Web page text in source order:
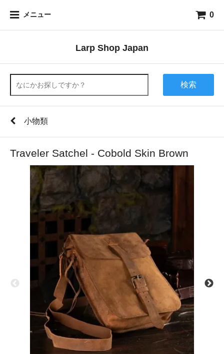
メニュー 0
Larp Shop Japan
検索
小物類
Traveler Satchel - Cobold Skin Brown